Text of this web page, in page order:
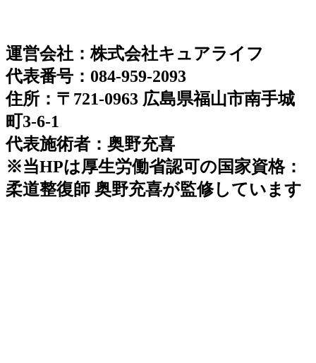
運営会社：株式会社キュアライフ
代表番号：084-959-2093
住所：〒721-0963 広島県福山市南手城
町3-6-1
代表施術者：奥野充喜
※当HPは厚生労働省認可の国家資格：
柔道整復師 奥野充喜が監修しています